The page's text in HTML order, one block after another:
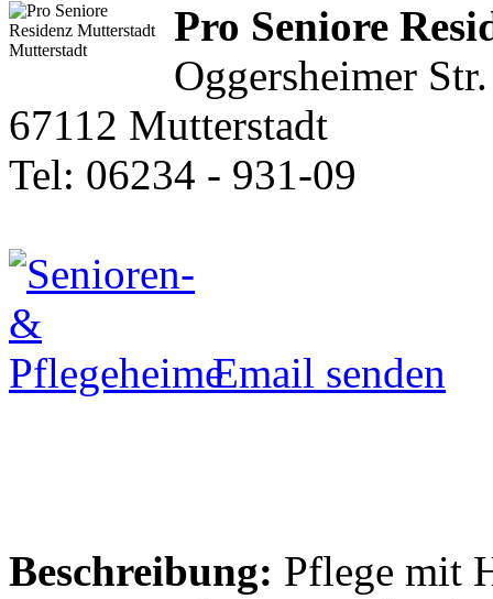
Pro Seniore
Oggersheimer
67112 Mutterstadt
Tel: 06234 - 931-09
Email senden
Beschreibung: Pflege mit